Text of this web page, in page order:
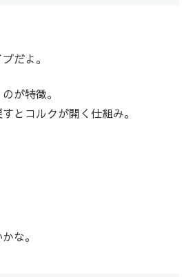
だよ。
が特徴。
とコルクが開く仕組み。
な。